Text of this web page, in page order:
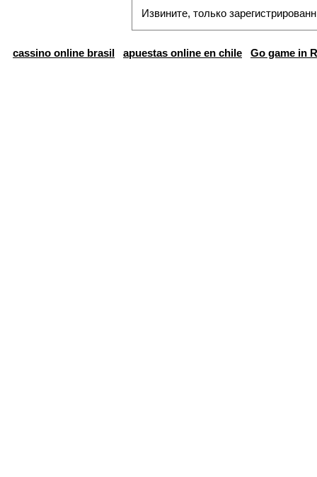
Извините, только
cassino online brasil apuestas online en chile Go game in